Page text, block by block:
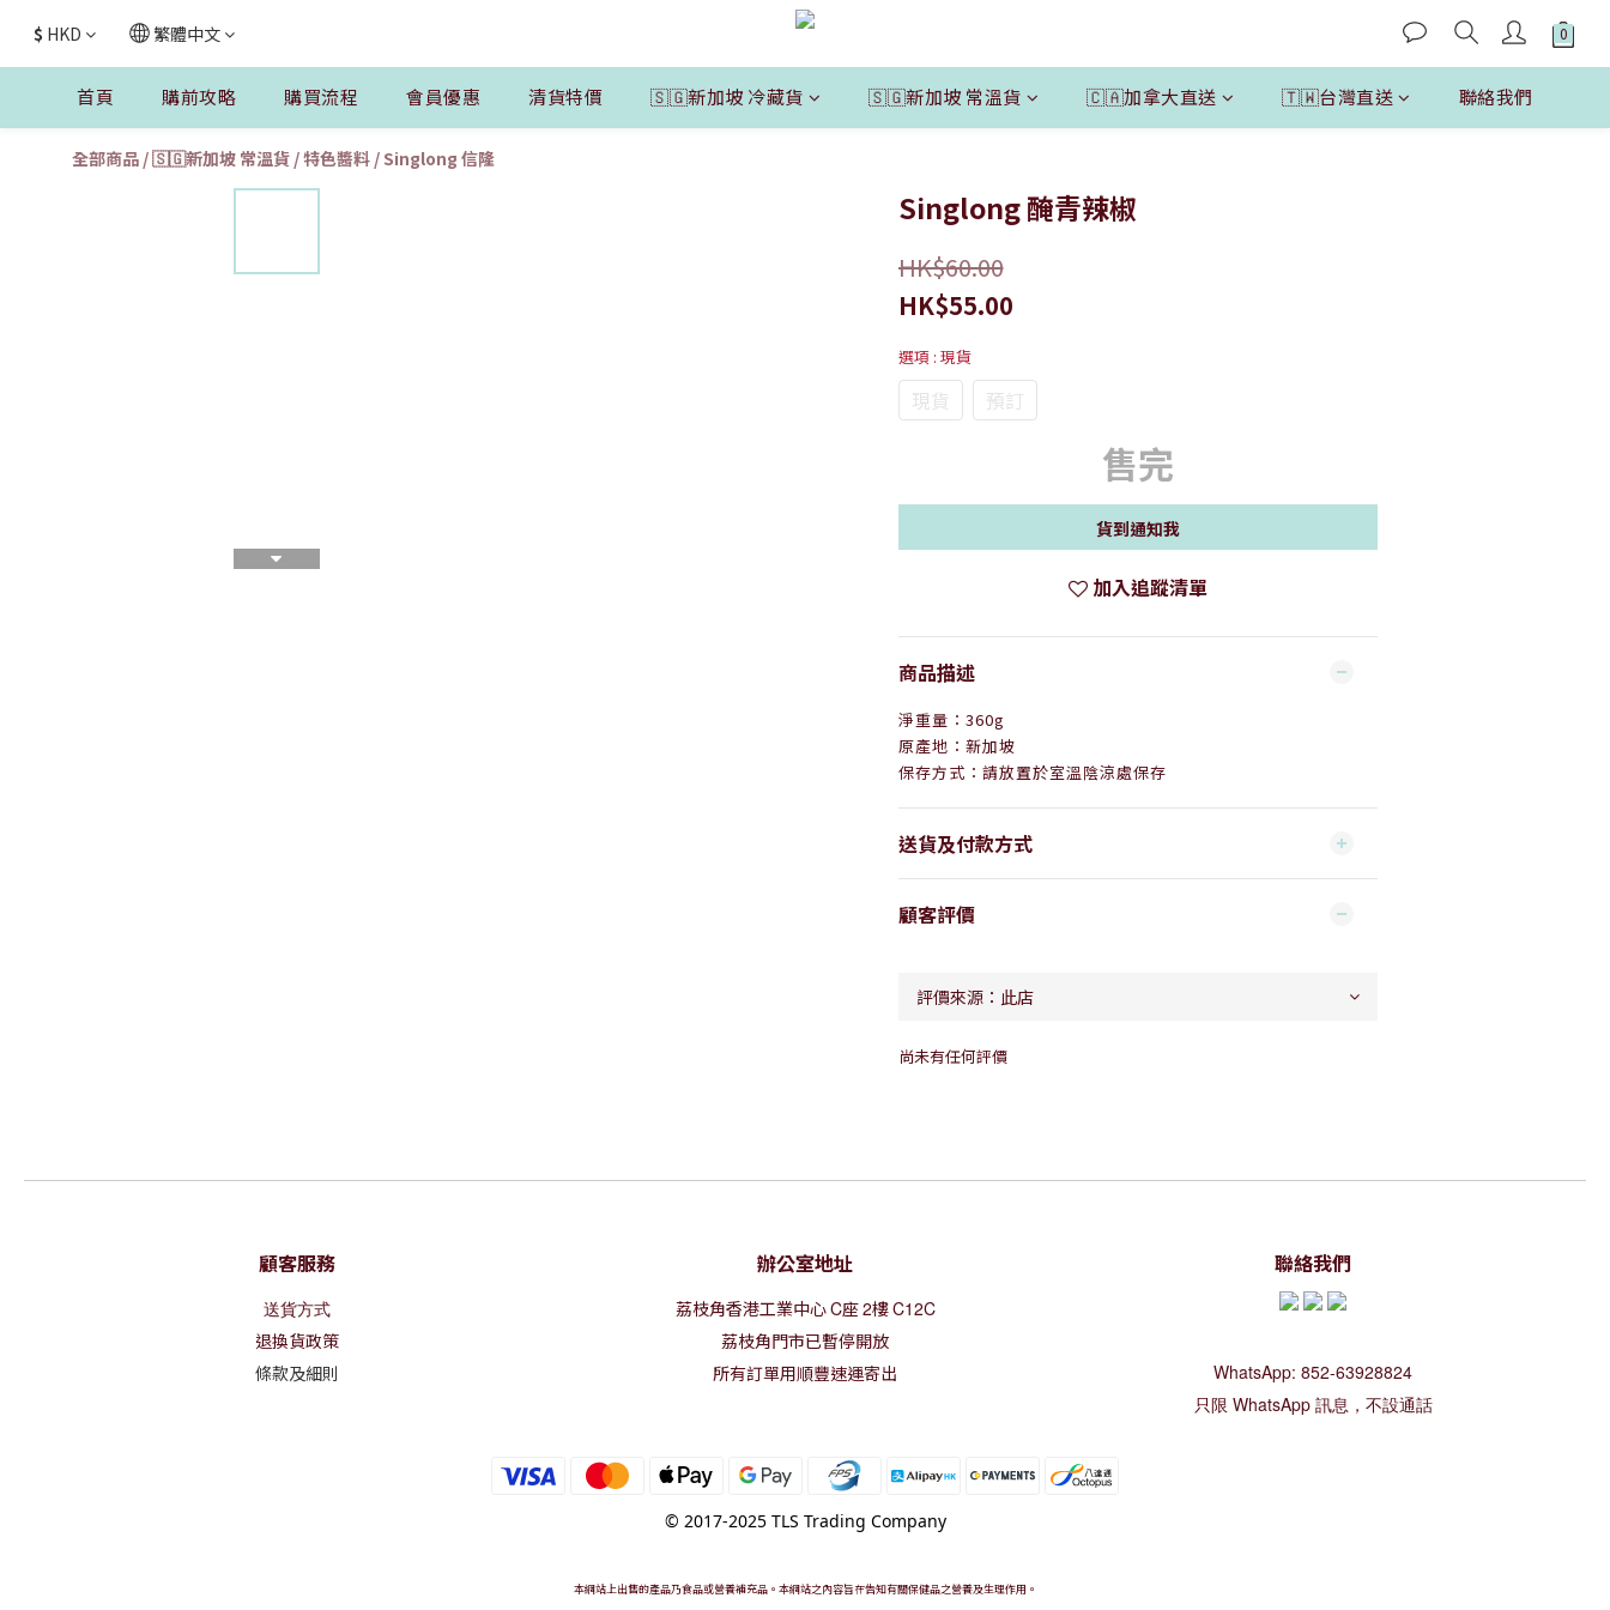
$ HKD 繁體中文
首頁 購前攻略 購買流程 會員優惠 清貨特價 🇸🇬新加坡 冷藏貨 🇸🇬新加坡 常溫貨 🇨🇦加拿大直送 🇹🇼台灣直送 聯絡我們
全部商品 /🇸🇬新加坡 常溫貨 /特色醬料 /Singlong 信隆
Singlong 醃青辣椒
HK$60.00
HK$55.00
選項 : 現貨
現貨 預訂
售完
貨到通知我
加入追蹤清單
商品描述
淨重量：360g
原產地：新加坡
保存方式：請放置於室溫陰涼處保存
送貨及付款方式
顧客評價
尚未有任何評價
顧客服務
送貨方式
退換貨政策
條款及細則
辦公室地址
荔枝角香港工業中心C座2樓C12C
荔枝角門市已暫停開放
所有訂單用順豐速運寄出
聯絡我們
WhatsApp: 852-63928824
只限 WhatsApp 訊息，不設通話
© 2017-2025 TLS Trading Company
本網站上出售的產品乃食品或營養補充品。本網站之內容旨在告知有關保健品之營養及生理作用。